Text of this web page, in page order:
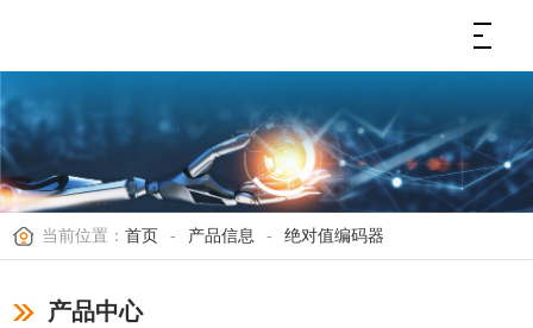
当前位置： 首页 - 产品信息 - 绝对值编码器
产品中心